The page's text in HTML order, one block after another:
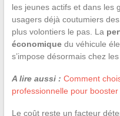
les jeunes actifs et dans les
usagers déjà coutumiers
plus volontiers le pas. La
économiquedu véhicule
s’impose désormais chez
A lire aussi : Comment
professionnelle pour
Le coût reste un facteur